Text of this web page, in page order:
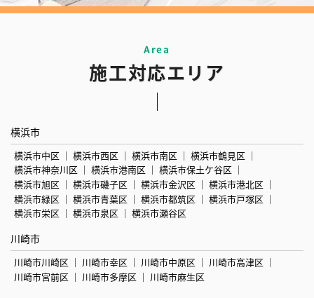
施工対応エリア
横浜市
横浜市中区 横浜市西区 横浜市南区
横浜市鶴見区
横浜市神奈川区
横浜市港南区
横浜市保土ケ谷区
横浜市旭区
横浜市磯子区 横浜市金沢区
横浜市港北区
横浜市緑区
横浜市青葉区 横浜市都筑区
横浜市戸塚区
横浜市栄区
横浜市泉区 横浜市瀬谷区
川崎市
川崎市川崎区 川崎市幸区 川崎市中原区
川崎市高津区
川崎市宮前区
川崎市多摩区 川崎市麻生区